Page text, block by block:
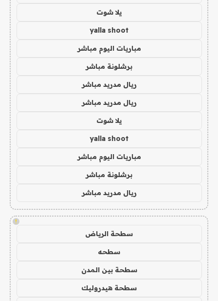
يلا شوت
yalla shoot
مباريات اليوم مباشر
برشلونة مباشر
ريال مدريد مباشر
ريال مدريد مباشر
يلا شوت
yalla shoot
مباريات اليوم مباشر
برشلونة مباشر
ريال مدريد مباشر
!
سطحة الرياض
سطحه
سطحة بين المدن
سطحة هيدروليك